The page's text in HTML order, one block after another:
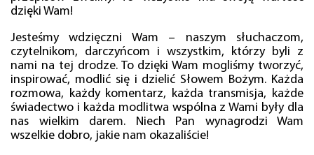
dzięki Wam!
Jesteśmy wdzięczni Wam – naszym słuchaczom,
czytelnikom, darczyńcom i wszystkim, którzy byli z
nami na tej drodze. To dzięki Wam mogliśmy tworzyć,
inspirować, modlić się i dzielić Słowem Bożym. Każda
rozmowa, każdy komentarz, każda transmisja, każde
świadectwo i każda modlitwa wspólna z Wami były dla
nas wielkim darem. Niech Pan wynagrodzi Wam
wszelkie dobro, jakie nam okazaliście!